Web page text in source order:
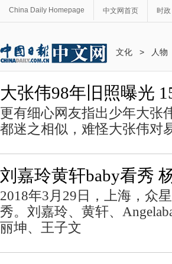
China Daily Homepage 中文网首页 时政
文化 > 人物
大张伟98年旧照曝光
更有细心网友指出少年大张
都迷之相似，难怪大张伟对
刘嘉玲黄轩baby看秀
2018年3月29日，上海，众
秀。刘嘉玲、黄轩、
丽坤、王子文